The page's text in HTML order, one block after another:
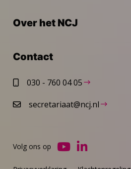
Over het NCJ
Contact
030 - 760 04 05
secretariaat@ncj.nl
Volg ons op
Ga
Ga